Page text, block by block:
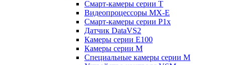
Смарт-камеры серии T
Видеопроцессоры MX-E
Смарт-камеры серии P1x
Датчик DataVS2
Камеры серии E100
Камеры серии M
Специальные камеры серии M